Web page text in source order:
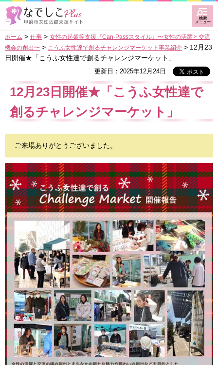
甲府なでしこプラス甲府
市女性活躍支援サイト
検索
メニュー
ホーム > 仕事 > 女性の起業等支援『Can-Passスタイル』〜女性の活躍と交流
機会の創出〜 > こうふ女性達で創るチャレンジマーケット事業紹介 > 12月23
日開催★「こうふ女性達で創るチャレンジマーケット」
更新日：2025年12月24日
12月23日開催★「こうふ女性達で
創るチャレンジマーケット」
ご来場ありがとうございました。